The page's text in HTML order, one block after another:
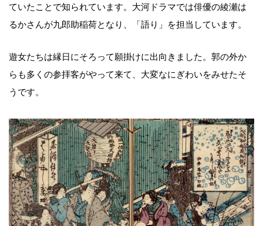
ていたことで知られています。大河ドラマでは俳優の綾瀬は
るかさんが九郎助稲荷となり、「語り」を担当しています。
遊女たちは縁日にそろって願掛けに出向きました。郭の外か
らも多くの参拝客がやって来て、大変なにぎわいをみせたそ
うです。